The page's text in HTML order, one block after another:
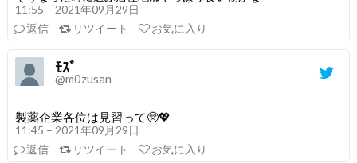
11:55 – 2021年09月29日
返信
リツイート お気に入り
ﾓｽﾞ
@m0zusan
製薬企業各位は見習って🥺💖
11:45 – 2021年09月29日
返信
リツイート お気に入り